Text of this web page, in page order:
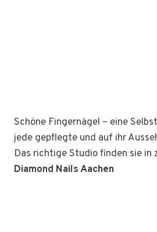
Schöne Fingernägel – eine
jede gepflegte und auf ihr
Das richtige Studio finden sie in
Diamond Nails Aachen